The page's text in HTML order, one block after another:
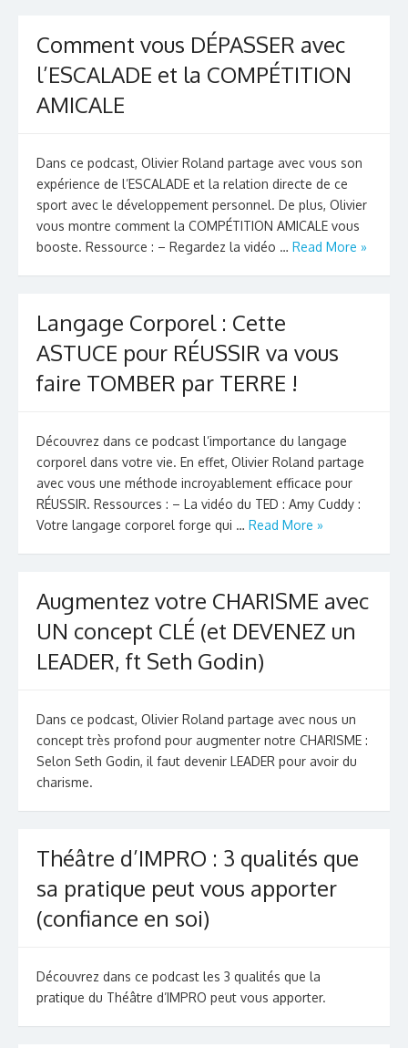
Comment vous DÉPASSER avec
l’ESCALADE et la COMPÉTITION
AMICALE
Dans ce podcast, Olivier Roland partage avec vous son
expérience de l’ESCALADE et la relation directe de ce
sport avec le développement personnel. De plus, Olivier
vous montre comment la COMPÉTITION AMICALE vous
booste. Ressource : – Regardez la vidéo … Read More »
Langage Corporel : Cette
ASTUCE pour RÉUSSIR va vous
faire TOMBER par TERRE !
Découvrez dans ce podcast l’importance du langage
corporel dans votre vie. En effet, Olivier Roland partage
avec vous une méthode incroyablement efficace pour
RÉUSSIR. Ressources : – La vidéo du TED : Amy Cuddy :
Votre langage corporel forge qui … Read More »
Augmentez votre CHARISME avec
UN concept CLÉ (et DEVENEZ un
LEADER, ft Seth Godin)
Dans ce podcast, Olivier Roland partage avec nous un
concept très profond pour augmenter notre CHARISME :
Selon Seth Godin, il faut devenir LEADER pour avoir du
charisme.
Théâtre d’IMPRO : 3 qualités que
sa pratique peut vous apporter
(confiance en soi)
Découvrez dans ce podcast les 3 qualités que la
pratique du Théâtre d’IMPRO peut vous apporter.